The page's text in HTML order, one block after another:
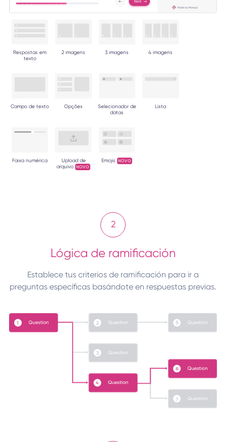
Respostas em
texto
2 imagens 3 imagens 4 imagens
Campo de texto Opções
Selecionador de
datas
Lista
Faixa numérica
Upload de
arquivo NOVO
Emojis NOVO
2
Lógica de ramificación
Establece tus criterios de ramificación para ir a
preguntas específicas basándote en respuestas previas.